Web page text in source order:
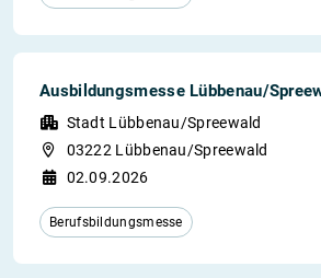
Ausbildungsmesse Lübbenau/
Stadt Lübbenau/Spreewald
03222 Lübbenau/Spreewald
02.09.2026
Berufsbildungsmesse